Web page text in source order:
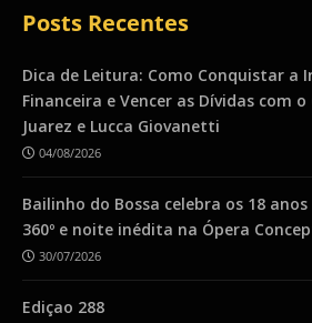
Posts Recentes
Dica de Leitura: Como Conquistar a
Financeira e Vencer as Dívidas com
Juarez e Lucca Giovanetti
04/08/2026
Bailinho do Bossa celebra os 18
360º e noite inédita na Ópera
30/07/2026
Ediçao 288